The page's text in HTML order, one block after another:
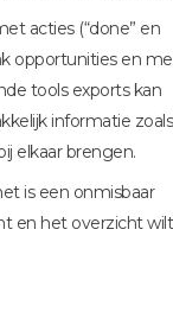
acties (“done” en
opportunities en
tools exports kan
informatie zoals
elkaar brengen.
is een onmisbaar
en het overzicht wilt